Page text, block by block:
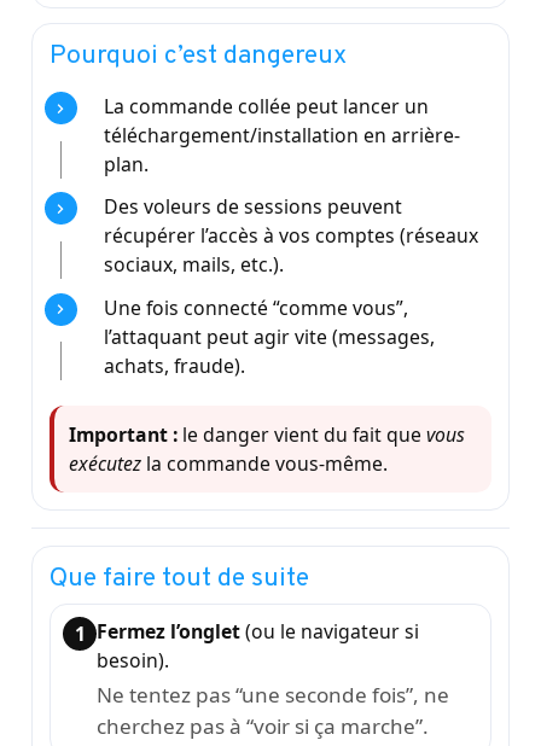
Pourquoi c’est dangereux
La commande collée peut lancer un
téléchargement/installation en arrière-
plan.
Des voleurs de sessions peuvent
récupérer l’accès à vos comptes (réseaux
sociaux, mails, etc.).
Une fois connecté “comme vous”,
l’attaquant peut agir vite (messages,
achats, fraude).
Important : le danger vient du fait que vous
exécutez la commande vous-même.
Que faire tout de suite
Fermez l’onglet(ou le navigateur si
besoin).
Ne tentez pas “une seconde fois”, ne
cherchez pas à “voir si ça marche”.